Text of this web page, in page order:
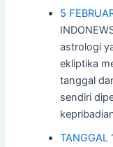
5
astrologi
ekliptika
tanggal
sendiri
TANGGAL